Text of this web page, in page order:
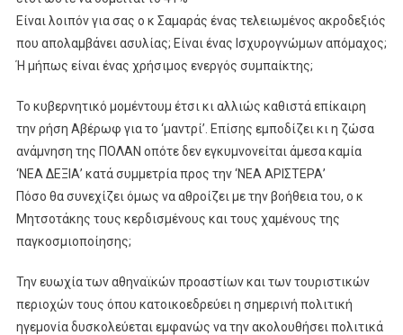
Είναι λοιπόν για σας ο κ Σαμαράς ένας τελειωμένος ακροδεξιός
που απολαμβάνει ασυλίας; Είναι ένας Ισχυρογνώμων απόμαχος;
Ή μήπως είναι ένας χρήσιμος ενεργός συμπαίκτης;
Το κυβερνητικό μομέντουμ έτσι κι αλλιώς καθιστά επίκαιρη
την ρήση Αβέρωφ για το ‘μαντρί’. Επίσης εμποδίζει κι η ζώσα
ανάμνηση της ΠΟΛΑΝ οπότε δεν εγκυμνονείται άμεσα καμία
‘ΝΕΑ ΔΕΞΙΑ’ κατά συμμετρία προς την ‘ΝΕΑ ΑΡΙΣΤΕΡΑ’
Πόσο θα συνεχίζει όμως να αθροίζει με την βοήθεια του, ο κ
Μητσοτάκης τους κερδισμένους και τους χαμένους της
παγκοσμιοποίησης;
Την ευωχία των αθηναϊκών προαστίων και των τουριστικών
περιοχών τους όπου κατοικοεδρεύει η σημερινή πολιτική
ηγεμονία δυσκολεύεται εμφανώς να την ακολουθήσει πολιτικά